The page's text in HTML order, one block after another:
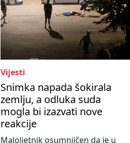
Vijesti
Snimka napada šokirala
zemlju, a odluka suda
mogla bi izazvati nove
reakcije
Maloljetnik osumnjičen da je u